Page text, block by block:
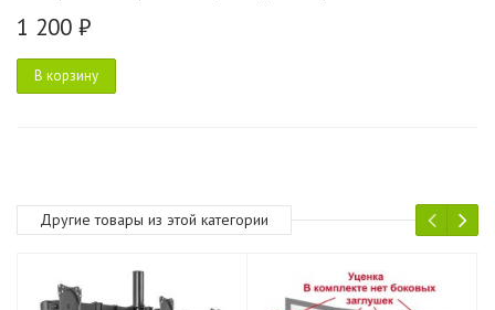
1 200 ₽
В корзину
Другие товары из этой категории